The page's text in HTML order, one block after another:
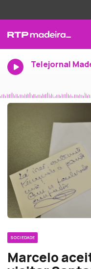
Telejornal
SOCIEDADE
Marcelo